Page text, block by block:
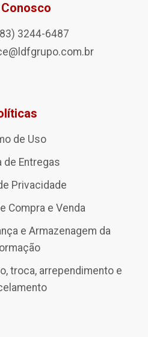
3244-6487
de Uso
de Entregas
Privacidade
Compra e Venda
e Armazenagem da
troca, arrependimento e